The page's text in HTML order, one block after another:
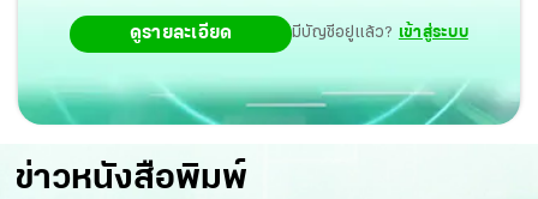
ดูรายละเอียด มีบัญชีอยู่แล้ว? เข้าสู่ระบบ
ข่าวหนังสือพิมพ์